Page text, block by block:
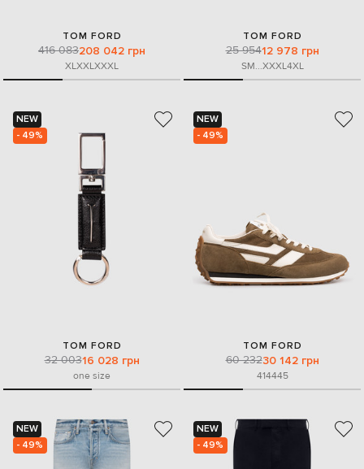
TOM FORD
416 083208 042 грн
XLXXLXXXL
TOM FORD
25 95412 978 грн
SM...XXXL4XL
NEW
- 49%
TOM FORD
32 00316 028 грн
one size
NEW
- 49%
TOM FORD
60 23230 142 грн
414445
NEW
- 49%
NEW
- 49%